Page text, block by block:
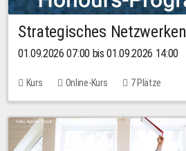
Strategisches Netzwerken
01.09.2026 07:00 bis 01.09.2026 14:00
Kurs Online-Kurs 7 Plätze